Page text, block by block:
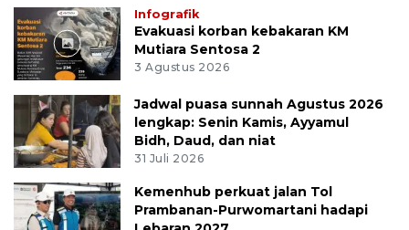
Infografik
Evakuasi korban kebakaran KM
Mutiara Sentosa 2
3 Agustus 2026
Jadwal puasa sunnah Agustus 2026
lengkap: Senin Kamis, Ayyamul
Bidh, Daud, dan niat
31 Juli 2026
Kemenhub perkuat jalan Tol
Prambanan-Purwomartani hadapi